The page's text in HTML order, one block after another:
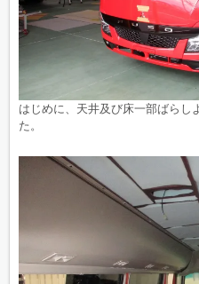
はじめに、天井及び床一部ばらし
た。